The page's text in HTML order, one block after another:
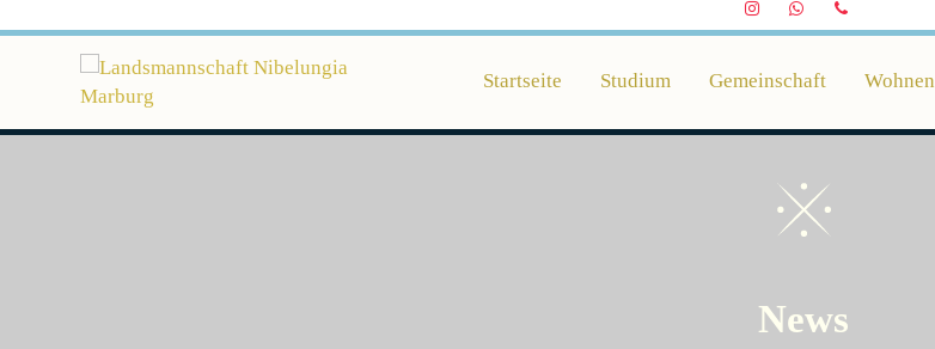
InstagramWhatsappTelefon
Startseite Studium Gemeinschaft Wohnen
News